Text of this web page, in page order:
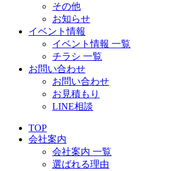
その他
お知らせ
イベント情報
イベント情報 一覧
チラシ 一覧
お問い合わせ
お問い合わせ
お見積もり
LINE相談
TOP
会社案内
会社案内 一覧
選ばれる理由